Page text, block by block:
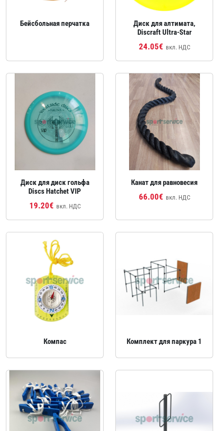
Бейсбольная перчатка
Диск для алтимата,
Discraft Ultra‑Star
24.05€ вкл. НДС
Диск для диск гольфа
Discs Hatchet VIP
19.20€ вкл. НДС
Канат для равновесия
66.00€ вкл. НДС
Компас Комплект для паркура 1